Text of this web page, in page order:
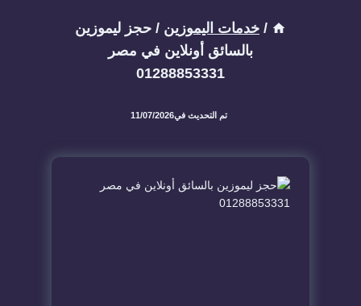
/ خدمات اليموزين / حجز ليموزين
بالسائق أونلاين في مصر
01288853331
تم التحديث في11/07/2026